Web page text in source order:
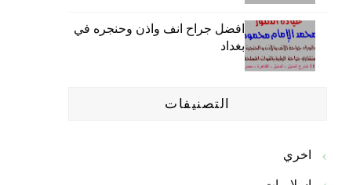
افضل جراح انف واذن وحنجره في
بغداد
التصنيفات
اخري